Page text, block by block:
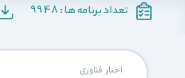
تعداد برنامه ها :9948
اخبار فناوری